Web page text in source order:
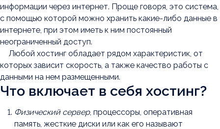
информации через интернет. Проще говоря, это система,
с помощью которой можно хранить какие-либо данные в
интернете, при этом иметь к ним постоянный
неограниченный доступ.
Любой хостинг обладает рядом характеристик, от
которых зависит скорость, а также качество работы с
данными на нем размещенными.
Что включает в себя хостинг?
Физический сервер, процессоры, оперативная
память, жесткие диски или как его называют